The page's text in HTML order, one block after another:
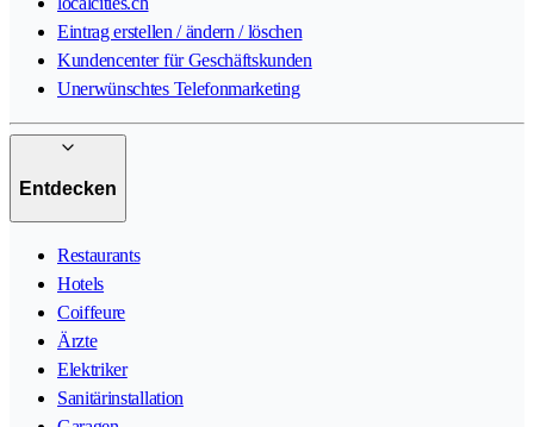
Eintrag erstellen / ändern / löschen
Kundencenter für Geschäftskunden
Unerwünschtes Telefonmarketing
Entdecken
Restaurants
Hotels
Coiffeure
Ärzte
Elektriker
Sanitärinstallation